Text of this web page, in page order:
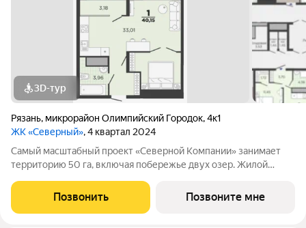
3D-тур
Рязань, микрорайон Олимпийский Городок,4к1
ЖК «Северный», 4 квартал 2024
Самый масштабный проект «Северной Компании» занимает
территорию 50 га, включая побережье двух озер. Жилой
рядом с Академией тенниса, и представляет собой городской
квартал. Инновационный подход
Позвонить Позвоните мне